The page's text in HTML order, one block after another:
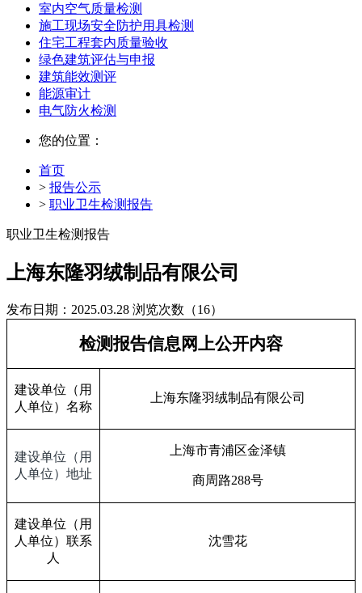
室内空气质量检测
施工现场安全防护用具检测
住宅工程套内质量验收
绿色建筑评估与申报
建筑能效测评
能源审计
电气防火检测
您的位置：
首页
> 报告公示
> 职业卫生检测报告
职业卫生检测报告
上海东隆羽绒制品有限公司
发布日期：2025.03.28 浏览次数（16）
检测报告信息网上公开内容
建设单位（用
人单位）名称
上海东隆羽绒制品有限公司
建设单位（用
人单位）地址
上海市青浦区金泽镇
商周路288号
建设单位（用
人单位）联系
人
沈雪花